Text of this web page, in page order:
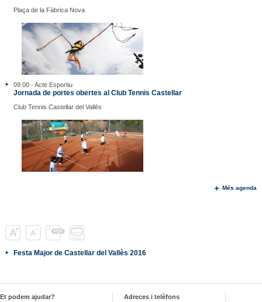
Plaça de la Fàbrica Nova
09.00 - Acte Esportiu
Jornada de portes obertes al Club Tennis Castellar
Club Tennis Castellar del Vallès
Més agenda
Festa Major de Castellar del Vallès 2016
Et podem ajudar?
Adreces i telèfons